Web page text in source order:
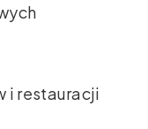
i restauracji